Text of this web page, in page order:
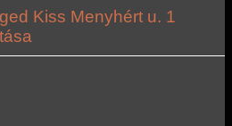
Kiss Menyhért u. 1